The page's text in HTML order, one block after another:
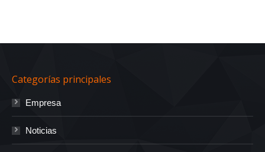
Categorías principales
Empresa
Noticias